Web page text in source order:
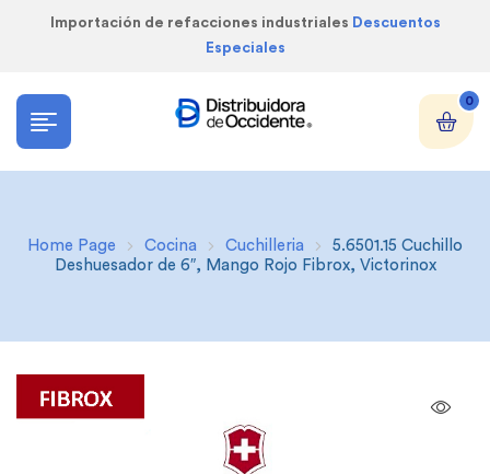
Importación de refacciones industriales Descuentos
Especiales
0
Home Page Cocina Cuchilleria
5.6501.15 Cuchillo
Deshuesador de 6″, Mango Rojo Fibrox, Victorinox